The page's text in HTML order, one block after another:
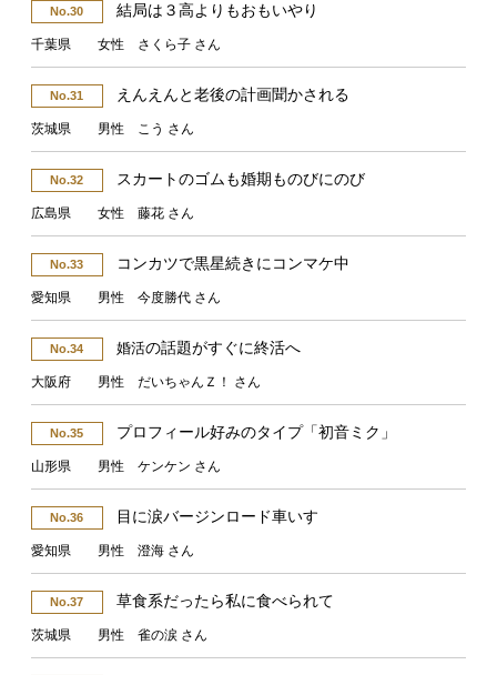
No.30 結局は３高よりもおもいやり
千葉県 女性 さくら子 さん
No.31 えんえんと老後の計画聞かされる
茨城県 男性 こう さん
No.32 スカートのゴムも婚期ものびにのび
広島県 女性 藤花 さん
No.33 コンカツで黒星続きにコンマケ中
愛知県 男性 今度勝代 さん
No.34 婚活の話題がすぐに終活へ
大阪府 男性 だいちゃんＺ！ さん
No.35 プロフィール好みのタイプ「初音ミク」
山形県 男性 ケンケン さん
No.36 目に涙バージンロード車いす
愛知県 男性 澄海 さん
No.37 草食系だったら私に食べられて
茨城県 男性 雀の涙 さん